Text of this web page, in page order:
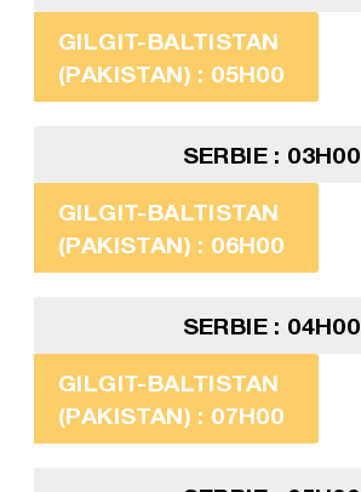
GILGIT-BALTISTAN
(PAKISTAN) : 05H00
SERBIE : 03H00
GILGIT-BALTISTAN
(PAKISTAN) : 06H00
SERBIE : 04H00
GILGIT-BALTISTAN
(PAKISTAN) : 07H00